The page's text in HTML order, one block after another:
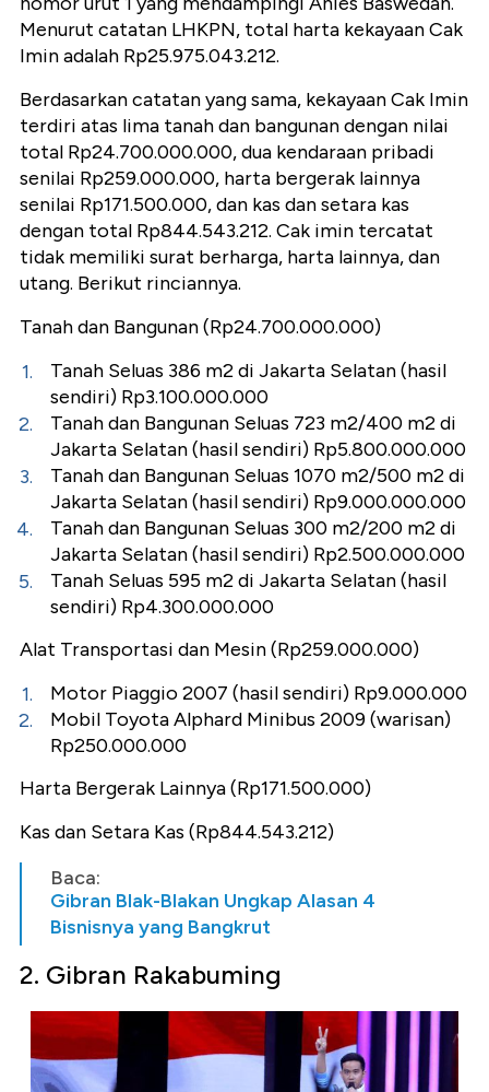
Menurut catatan LHKPN, total harta kekayaan Cak
Imin adalah Rp25.975.043.212.
Berdasarkan catatan yang sama, kekayaan Cak Imin
terdiri atas lima tanah dan bangunan dengan nilai
total Rp24.700.000.000, dua kendaraan pribadi
senilai Rp259.000.000, harta bergerak lainnya
senilai Rp171.500.000, dan kas dan setara kas
dengan total Rp844.543.212. Cak imin tercatat
tidak memiliki surat berharga, harta lainnya, dan
utang. Berikut rinciannya.
Tanah dan Bangunan (Rp24.700.000.000)
Tanah Seluas 386 m2 di Jakarta Selatan (hasil
sendiri) Rp3.100.000.000
Tanah dan Bangunan Seluas 723 m2/400 m2 di
Jakarta Selatan (hasil sendiri) Rp5.800.000.000
Tanah dan Bangunan Seluas 1070 m2/500 m2 di
Jakarta Selatan (hasil sendiri) Rp9.000.000.000
Tanah dan Bangunan Seluas 300 m2/200 m2 di
Jakarta Selatan (hasil sendiri) Rp2.500.000.000
Tanah Seluas 595 m2 di Jakarta Selatan (hasil
sendiri) Rp4.300.000.000
Alat Transportasi dan Mesin (Rp259.000.000)
Motor Piaggio 2007 (hasil sendiri) Rp9.000.000
Mobil Toyota Alphard Minibus 2009 (warisan)
Rp250.000.000
Harta Bergerak Lainnya (Rp171.500.000)
Kas dan Setara Kas (Rp844.543.212)
Baca:
Gibran Blak-Blakan Ungkap Alasan 4
Bisnisnya yang Bangkrut
2. Gibran Rakabuming